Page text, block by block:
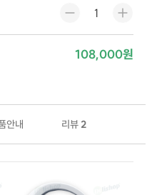
108,000원
안내 리뷰 2